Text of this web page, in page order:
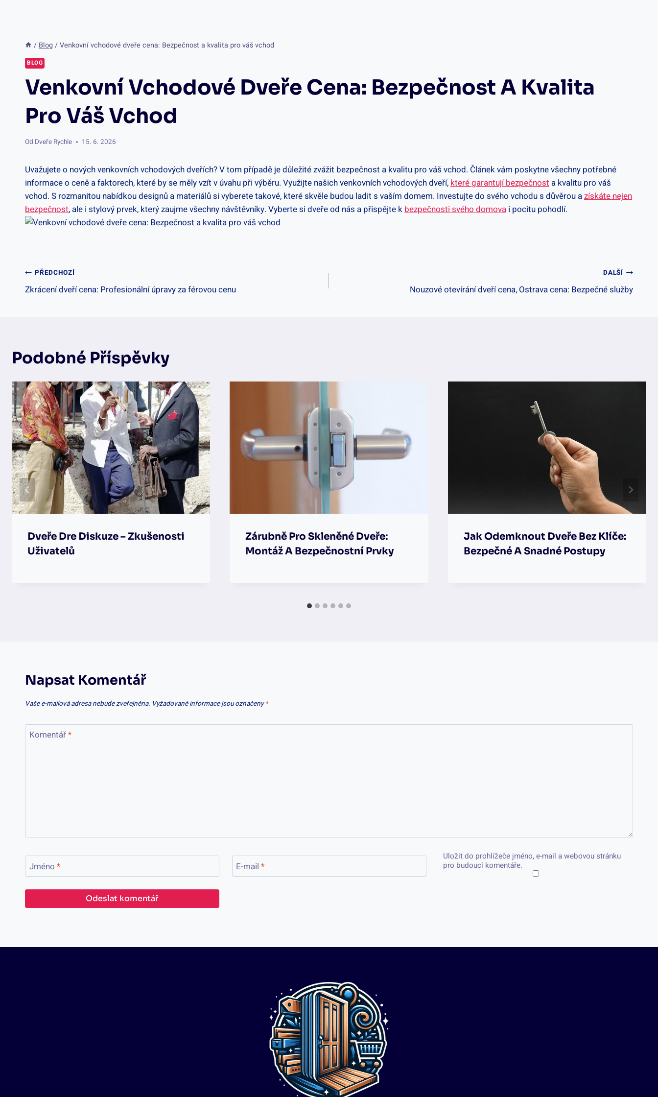
/ Blog / Venkovní vchodové dveře cena: Bezpečnost a kvalita pro váš vchod
BLOG
Venkovní Vchodové Dveře Cena: Bezpečnost A Kvalita
Pro Váš Vchod
Od Dveře Rychle 15. 6. 2026
Uvažujete o nových venkovních vchodových dveřích? V tom případě je důležité zvážit bezpečnost a kvalitu pro váš vchod. Článek vám poskytne všechny potřebné
informace o ceně a faktorech, které by se měly vzít v úvahu při výběru. Využijte našich venkovních vchodových dveří, které garantují bezpečnost a kvalitu pro váš
vchod. S rozmanitou nabídkou designů a materiálů si vyberete takové, které skvěle budou ladit s vaším domem. Investujte do svého vchodu s důvěrou azískáte nejen
bezpečnost, ale i stylový prvek, který zaujme všechny návštěvníky. Vyberte si dveře od nás a přispějte k bezpečnosti svého domova i pocitu pohodlí.
Navigace
PŘEDCHOZÍ
Zkrácení dveří cena: Profesionální úpravy za férovou cenu
DALŠÍ
Nouzové otevírání dveří cena, Ostrava cena: Bezpečné služby
Podobné Příspěvky
Dveře Dre Diskuze – Zkušenosti
Uživatelů
Zárubně Pro Skleněné Dveře:
Montáž A Bezpečnostní Prvky
Jak Odemknout Dveře Bez Klíče:
Bezpečné A Snadné Postupy
Napsat Komentář
Vaše e-mailová adresa nebude zveřejněna. Vyžadované informace jsou označeny*
Komentář*
Jméno * E-mail *
Uložit do prohlížeče jméno, e-mail a webovou stránku
pro budoucí komentáře.